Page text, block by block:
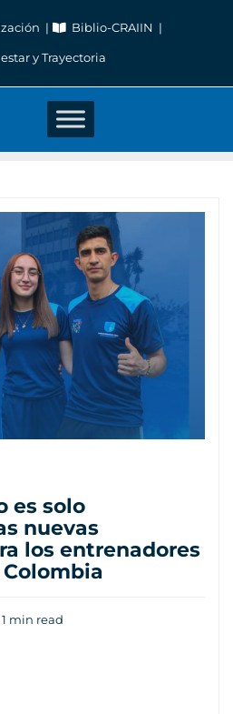
Biblio-CRAIIN
y Trayectoria
es solo
nuevas
los entrenadores
1 min read